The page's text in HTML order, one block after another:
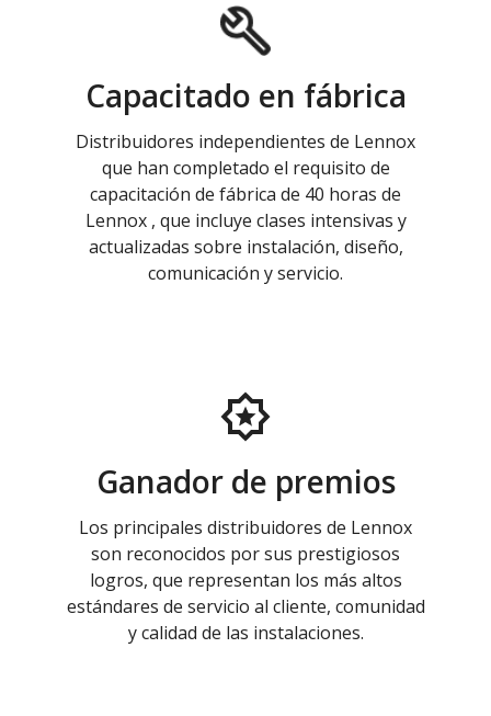
Capacitado en fábrica
Distribuidores independientes de Lennox
que han completado el requisito de
capacitación de fábrica de 40 horas de
Lennox , que incluye clases intensivas y
actualizadas sobre instalación, diseño,
comunicación y servicio.
Ganador de premios
Los principales distribuidores de Lennox
son reconocidos por sus prestigiosos
logros, que representan los más altos
estándares de servicio al cliente, comunidad
y calidad de las instalaciones.